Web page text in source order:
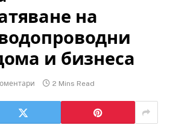
на
и бизнеса
2 Mins Read